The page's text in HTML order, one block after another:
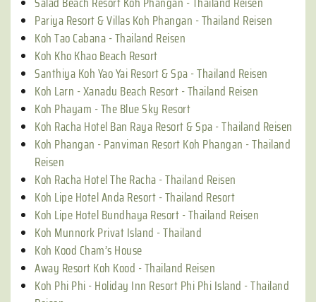
Pariya Resort & Villas Koh Phangan - Thailand Reisen
Koh Tao Cabana - Thailand Reisen
Koh Kho Khao Beach Resort
Santhiya Koh Yao Yai Resort & Spa - Thailand Reisen
Koh Larn - Xanadu Beach Resort - Thailand Reisen
Koh Phayam - The Blue Sky Resort
Koh Racha Hotel Ban Raya Resort & Spa - Thailand Reisen
Koh Phangan - Panviman Resort Koh Phangan - Thailand
Reisen
Koh Racha Hotel The Racha - Thailand Reisen
Koh Lipe Hotel Anda Resort - Thailand Resort
Koh Lipe Hotel Bundhaya Resort - Thailand Reisen
Koh Munnork Privat Island - Thailand
Koh Kood Cham’s House
Away Resort Koh Kood - Thailand Reisen
Koh Phi Phi - Holiday Inn Resort Phi Phi Island - Thailand